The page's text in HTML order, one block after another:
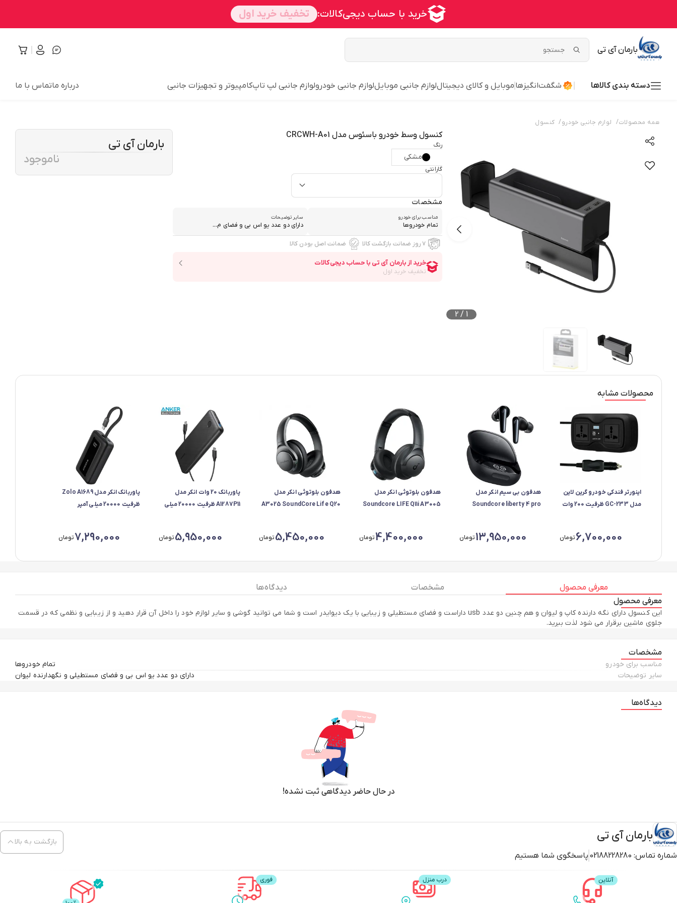
بارمان آی تی
دسته بندی کالاها شگفت‌انگیزها موبایل و کالای دیجیتاللوازم جانبی موبایللوازم جانبی خودرولوازم جانبی لپ تاپکامپیوتر و تجهیزات جانبی درباره ماتماس با ما
همه محصولات/ لوازم جانبی خودرو/ کنسول
1
/
2
کنسول وسط خودرو باسئوس مدل CRCWH-A01
رنگ
مشکی
گارانتی
مشخصات
مناسب برای خودرو
تمام خودروها
سایر توضیحات
دارای دو عدد یو اس بی و فضای م...
۷ روز ضمانت بازگشت کالا ضمانت اصل بودن کالا
بارمان آی تی
ناموجود
محصولات مشابه
اینورتر فندکی خودرو گرین لاین
مدل GC-233 ظرفیت 200 وات
6,700,000تومان
هدفون بی سیم انکر مدل
Soundcore liberty 4 pro
13,950,000تومان
هدفون بلوتوثی انکر مدل
Soundcore LIFE Q11i A3005
4,400,000تومان
هدفون بلوتوثی انکر مدل
A3025 SoundCore Life Q20
5,450,000تومان
پاوربانک 20 وات انکر مدل
A1287P11 ظرفیت 20000 میلی
5,950,000تومان
پاوربانک انکر مدل Zolo A1689
ظرفیت 20000 میلی آمپر
7,290,000تومان
معرفی محصول مشخصات
دیدگاه ها
معرفی محصول
این کنسول دارای نگه دارنده کاپ و لیوان و هم چنین دو عدد usb داراست و فضای مستطیلی و زیبایی با یک دیوایدر است و شما می توانید گوشی و سایر لوازم خود را داخل آن قرار دهید و از زیبایی و نظمی که در قسمت
جلوی ماشین برقرار می شود لذت ببرید.
مشخصات
مناسب برای خودرو
تمام خودروها
سایر توضیحات
دارای دو عدد یو اس بی و فضای مستطیلی و نگهدارنده لیوان
دیدگاه‌ها
در حال حاضر دیدگاهی ثبت نشده!
بارمان آی تی
شماره تماس: 02188228280 پاسخگوی شما هستیم
بازگشت به بالا